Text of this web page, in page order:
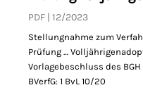
PDF 12/2023
Stellungnahme zum
Prüfung …
Vorlagebeschluss des BGH
BVerfG: 1 BvL 10/20